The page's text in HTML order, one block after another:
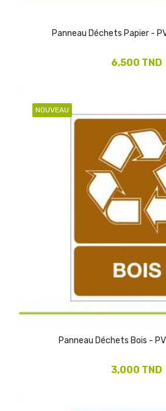
Panneau Déchets Papier -
6,500 TND
NOUVEAU
Panneau Déchets Bois -
3,000 TND